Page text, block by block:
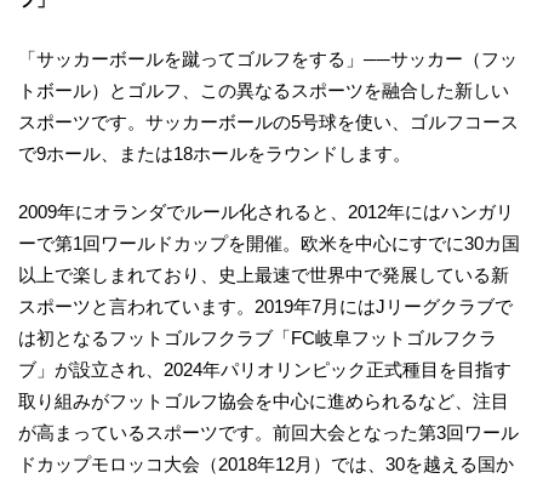
「サッカーボールを蹴ってゴルフをする」──サッカー（フッ
トボール）とゴルフ、この異なるスポーツを融合した新しい
スポーツです。サッカーボールの5号球を使い、ゴルフコース
で9ホール、または18ホールをラウンドします。
2009年にオランダでルール化されると、2012年にはハンガリ
ーで第1回ワールドカップを開催。欧米を中心にすでに30カ国
以上で楽しまれており、史上最速で世界中で発展している新
スポーツと言われています。2019年7月にはJリーグクラブで
は初となるフットゴルフクラブ「FC岐阜フットゴルフクラ
ブ」が設立され、2024年パリオリンピック正式種目を目指す
取り組みがフットゴルフ協会を中心に進められるなど、注目
が高まっているスポーツです。前回大会となった第3回ワール
ドカップモロッコ大会（2018年12月）では、30を越える国か